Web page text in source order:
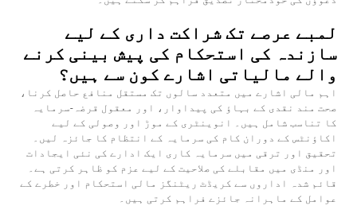
لمبے عرصے تک شراکت داری کے لیے
سازندہ کی استحکام کی پیش بینی کرنے
والے مالیاتی اشارے کون سے ہیں؟
اہم مالی اشارے میں متعدد سالوں تک مستقل منافع حاصل کرنا،
صحت مند نقدی کے بہاؤ کی پیداوار، اور معقول قرضہ-سرمایہ
کا تناسب شامل ہیں۔ انوینٹری کے موڑ اور وصولی کے لیے
اکاؤنٹس کے دوران کام کی سرمایہ کے انتظام کا جائزہ لیں۔
تحقیق اور ترقی میں سرمایہ کاری ایک ادارے کی نئی ایجادات
اور منڈی میں مقابلے کی صلاحیت کے لیے عزم کو ظاہر کرتی ہے۔
قائم شدہ اداروں سے کریڈٹ ریٹنگز مالی استحکام اور خطرے کے
عوامل کے ماہرانہ جائزے فراہم کرتی ہیں۔